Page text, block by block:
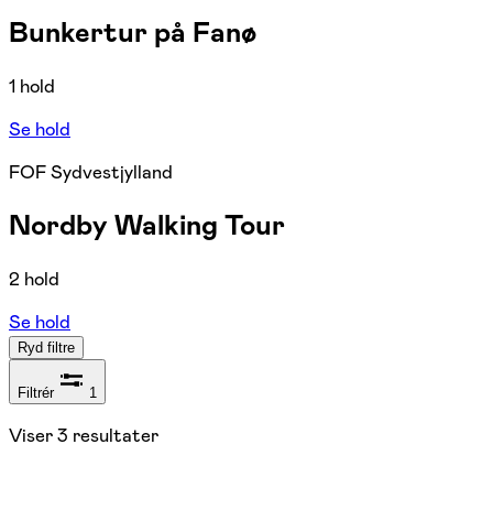
Bunkertur på Fanø
1 hold
Se hold
FOF Sydvestjylland
Nordby Walking Tour
2 hold
Se hold
Ryd filtre
Filtrér 1
Viser3 resultater